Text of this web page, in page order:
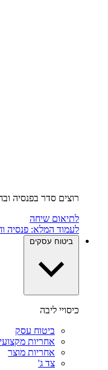
רוצים סדר בפנסיה
לתיאום שיחה
לעמוד המלא: פנסיה
ביטוח עסקים
כיסויי ליבה
ביטוח עסק
אחריות
אחריות מוצר
צד ג'